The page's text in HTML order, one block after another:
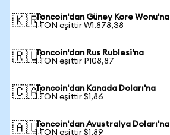
🇰🇷Toncoin'dan Güney Kore Wonu'na
1 TON eşittir ₩1.878,38
🇷🇺Toncoin'dan Rus Rublesi'na
1 TON eşittir ₽108,87
🇨🇦Toncoin'dan Kanada Doları'na
1 TON eşittir $1,86
🇦🇺Toncoin'dan Avustralya Doları'na
1 TON eşittir $1,89